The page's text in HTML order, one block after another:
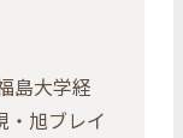
島大学経
・旭ブレイ